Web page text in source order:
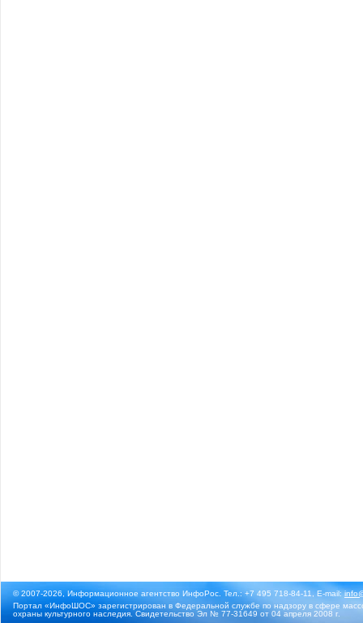
© 2007-2026, Информационное агентство ИнфоРос. Тел.: +7 495 718-84-11, E-mail:
Портал «ИнфоШОС» зарегистрирован в Федеральной службе по надзору в сфере
охраны культурного наследия. Свидетельство Эл № 77-31649 от 04 апреля 2008 г.